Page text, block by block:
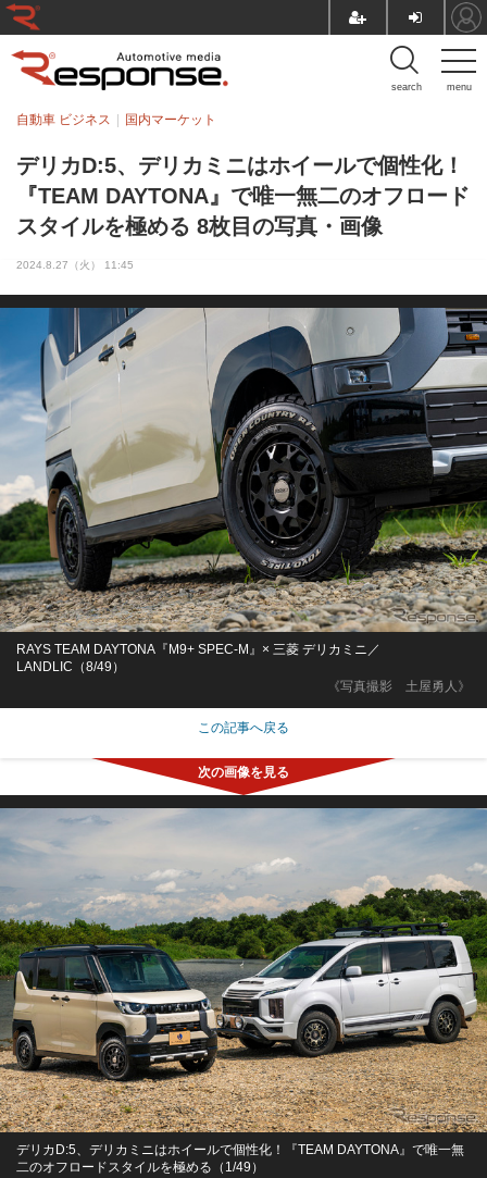
menu
search
デリカD:5、デリカミニはホイールで個性化！
『TEAM DAYTONA』で唯一無二のオフロード
スタイルを極める 8枚目の写真・画像
自動車 ビジネス 国内マーケット
2024.8.27（火） 11:45
《写真撮影 土屋勇人》
RAYS TEAM DAYTONA『M9+ SPEC-M』× 三菱 デリカミニ／
LANDLIC（8/49）
この記事へ戻る
デリカD:5、デリカミニはホイールで個性化！『TEAM DAYTONA』で唯一無
二のオフロードスタイルを極める（1/49）